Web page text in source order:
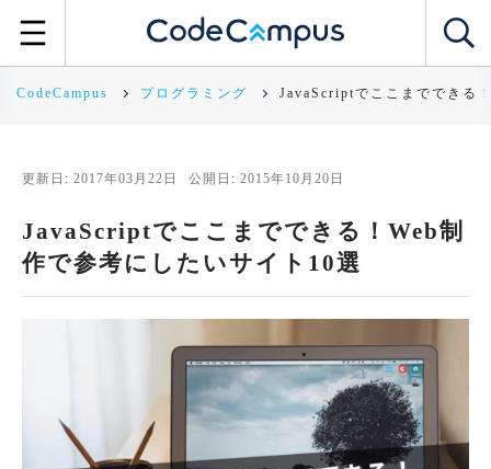
CodeCampus プログラミング JavaScriptでここまでできる
更新日: 2017年03月22日 公開日: 2015年10月20日
JavaScriptでここまでできる！Web制
作で参考にしたいサイト10選